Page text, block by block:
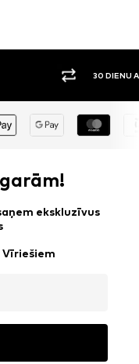
30 DIENU
ekskluzīvus
Vīriešiem